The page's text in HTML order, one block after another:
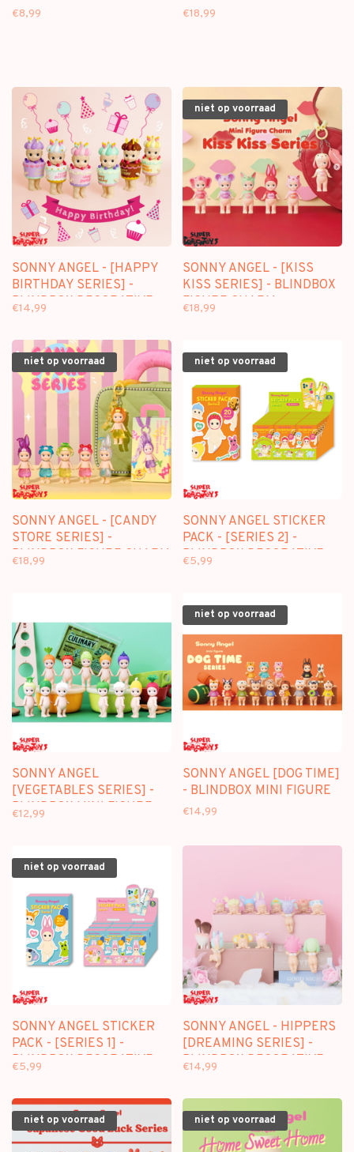
€8,99 €18,99
SONNY ANGEL - [HAPPY
BIRTHDAY SERIES] -
BLINDBOX DECORATIVE
€14,99
niet op voorraad
SONNY ANGEL - [KISS
KISS SERIES] - BLINDBOX
FIGURE CHARM
€18,99
niet op voorraad
SONNY ANGEL - [CANDY
STORE SERIES] -
BLINDBOX FIGURE CHARM
€18,99
niet op voorraad
SONNY ANGEL STICKER
PACK - [SERIES 2] -
BLINDBOX DECORATIVE
€5,99
SONNY ANGEL
[VEGETABLES SERIES] -
BLINDBOX MINI FIGURE
€12,99
niet op voorraad
SONNY ANGEL [DOG TIME]
- BLINDBOX MINI FIGURE
€14,99
niet op voorraad
SONNY ANGEL STICKER
PACK - [SERIES 1] -
BLINDBOX DECORATIVE
€5,99
SONNY ANGEL - HIPPERS
[DREAMING SERIES] -
BLINDBOX DECORATIVE
€14,99
niet op voorraad niet op voorraad